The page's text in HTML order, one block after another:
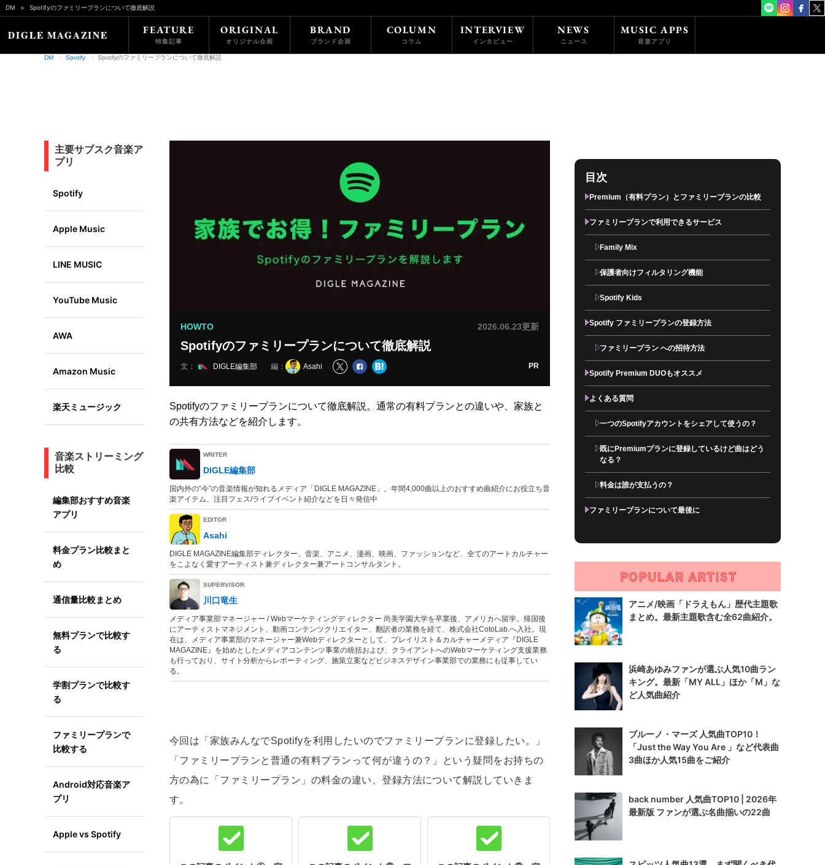
DM Spotifyのファミリープランについて徹底解説
FEATURE
特集記事
ORIGINAL
オリジナル企画
BRAND
ブランド企画
COLUMN
コラム
INTERVIEW
インタビュー
NEWS
ニュース
MUSIC APPS
音楽アプリ
DM Spotify Spotifyのファミリープランについて徹底解説
HOWTO 2026.06.23更新
Spotifyのファミリープランについて徹底解説
文： DIGLE編集部 編： Asahi PR
Spotifyのファミリープランについて徹底解説。通常の有料プランとの違いや、家族と
の共有方法などを紹介します。
WRITER
DIGLE編集部
国内外の“今”の音楽情報が知れるメディア「DIGLE MAGAZINE」。年間4,000曲以上のおすすめ曲紹介にお役立ち音
楽アイテム、注目フェス/ライブイベント紹介などを日々発信中
EDITOR
Asahi
DIGLE MAGAZINE編集部ディレクター。音楽、アニメ、漫画、映画、ファッションなど、全てのアートカルチャー
をこよなく愛すアーティスト兼ディレクター兼アートコンサルタント。
SUPERVISOR
川口竜生
メディア事業部マネージャー / Webマーケティングディレクター 尚美学園大学を卒業後、アメリカへ留学。帰国後
にアーティストマネジメント、動画コンテンツクリエイター、翻訳者の業務を経て、株式会社CotoLab.へ入社。現
在は、メディア事業部のマネージャー兼Webディレクターとして、プレイリスト＆カルチャーメディア『DIGLE
MAGAZINE』を始めとしたメディアコンテンツ事業の統括および、クライアントへのWebマーケティング支援業務
も行っており、サイト分析からレポーティング、施策立案などビジネスデザイン事業部での業務にも従事してい
る。
今回は「家族みんなでSpotifyを利用したいのでファミリープランに登録したい。」
「ファミリープランと普通の有料プランって何が違うの？」という疑問をお持ちの
方の為に「ファミリープラン」の料金の違い、登録方法について解説していきま
す。
主要サブスク音楽ア
プリ
Spotify
Apple Music
LINE MUSIC
YouTube Music
AWA
Amazon Music
楽天ミュージック
音楽ストリーミング
比較
編集部おすすめ音楽
アプリ
料金プラン比較まと
め
通信量比較まとめ
無料プランで比較す
る
学割プランで比較す
る
ファミリープランで
比較する
Android対応音楽ア
プリ
Apple vs Spotify
Premium（有料プラン）とファミリープランの比較
ファミリープランで利用できるサービス
Family Mix
保護者向けフィルタリング機能
Spotify Kids
Spotify ファミリープランの登録方法
ファミリープラン への招待方法
Spotify Premium DUOもオススメ
よくある質問
一つのSpotifyアカウントをシェアして使うの？
既にPremiumプランに登録しているけど曲はどう
なる？
料金は誰が支払うの？
ファミリープランについて最後に
アニメ/映画「ドラえもん」歴代主題歌
まとめ。最新主題歌含む全62曲紹介。
浜崎あゆみファンが選ぶ人気10曲ラン
キング。最新「MY ALL」ほか「M」な
ど人気曲紹介
ブルーノ・マーズ 人気曲TOP10！
「Just the Way You Are 」など代表曲
3曲ほか人気15曲をご紹介
back number 人気曲TOP10 | 2026年
最新版 ファンが選ぶ名曲揃いの22曲